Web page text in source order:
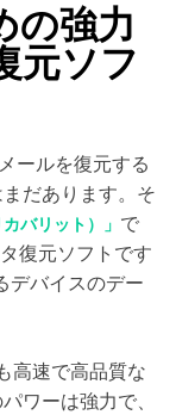
強力
元ソフ
ールを復元する
だあります。そ
バリット）」 で
復元ソフトです
デバイスのデー
高速で高品質な
ワーは強力で、